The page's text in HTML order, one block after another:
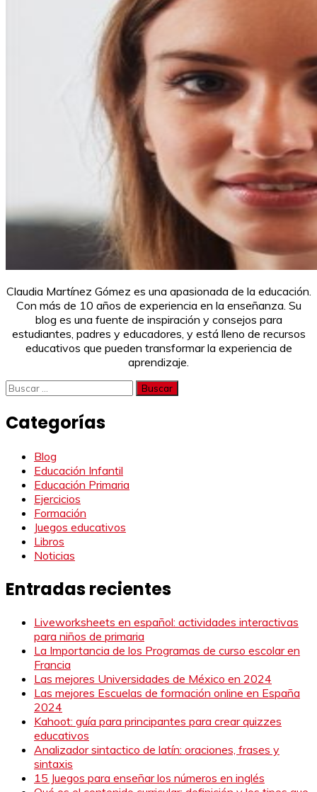
Claudia Martínez Gómez es una apasionada de la educación.
Con más de 10 años de experiencia en la enseñanza. Su
blog es una fuente de inspiración y consejos para
estudiantes, padres y educadores, y está lleno de recursos
educativos que pueden transformar la experiencia de
aprendizaje.
Buscar:
Categorías
Blog
Educación Infantil
Educación Primaria
Ejercicios
Formación
Juegos educativos
Libros
Noticias
Entradas recientes
Liveworksheets en español: actividades interactivas
para niños de primaria
La Importancia de los Programas de curso escolar en
Francia
Las mejores Universidades de México en 2024
Las mejores Escuelas de formación online en España
2024
Kahoot: guía para principantes para crear quizzes
educativos
Analizador sintactico de latín: oraciones, frases y
sintaxis
15 Juegos para enseñar los números en inglés